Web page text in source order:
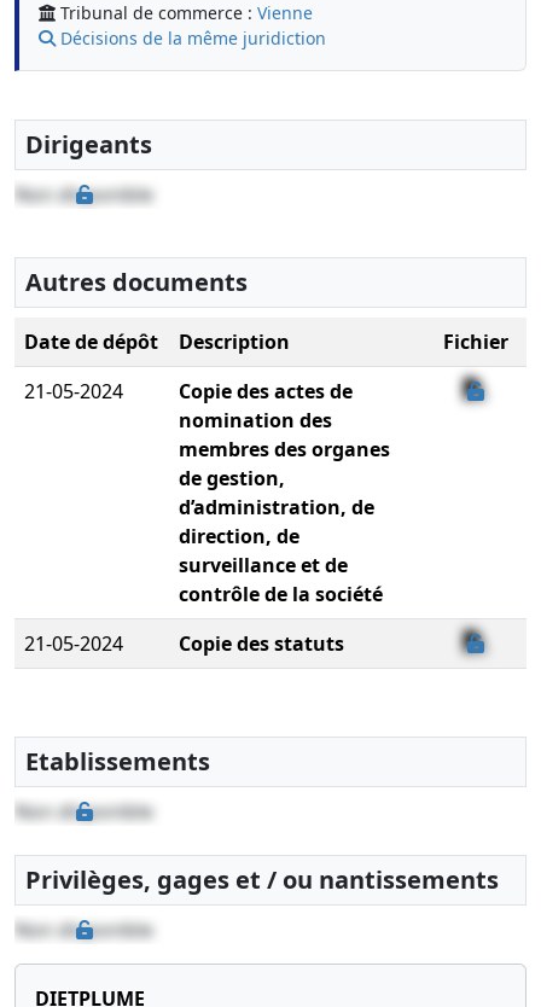
Tribunal de commerce : Vienne
Décisions de la même juridiction
Dirigeants
Non disponible
Autres documents
Date de dépôt Description
Fichier
21-05-2024
Copie des actes de
nomination des
membres des organes
de gestion,
d’administration, de
direction, de
surveillance et de
contrôle de la société
21-05-2024
Copie des statuts
Etablissements
Non disponible
Privilèges, gages et / ou nantissements
Non disponible
DIETPLUME